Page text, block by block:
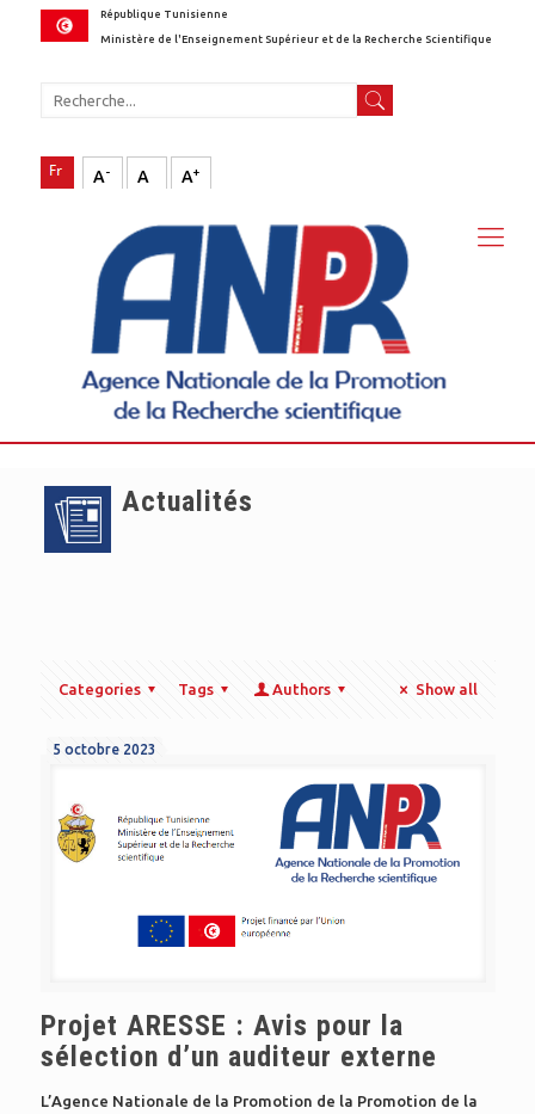
République Tunisienne
Ministère de l'Enseignement Supérieur et de la Recherche Scientifique
A- A A+
Actualités
Categories Tags Authors Show all
5 octobre 2023
Projet ARESSE : Avis pour la
sélection d’un auditeur externe
L’Agence Nationale de la Promotion de la Promotion de la